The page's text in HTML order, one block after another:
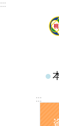
跳到主要內容區
:::
:::